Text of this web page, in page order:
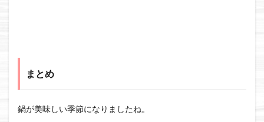
まとめ
鍋が美味しい季節になりましたね。